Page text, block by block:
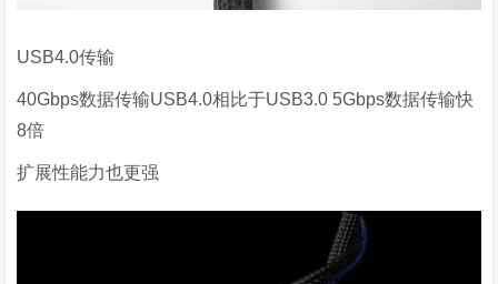
USB4.0传输
40Gbps数据传输USB4.0相比于USB3.0 5Gbps数据传输快
8倍
扩展性能力也更强